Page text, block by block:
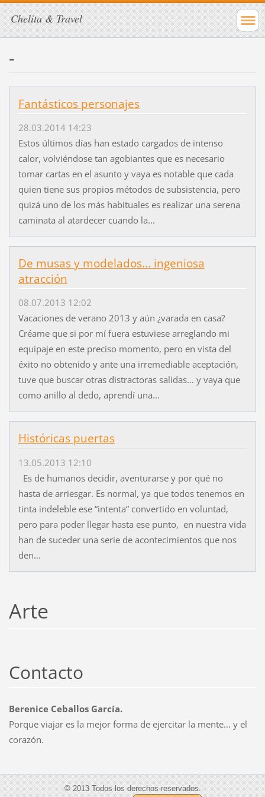
Chelita & Travel
-
Fantásticos personajes
28.03.2014 14:23
Estos últimos días han estado cargados de intenso
calor, volviéndose tan agobiantes que es necesario
tomar cartas en el asunto y vaya es notable que cada
quien tiene sus propios métodos de subsistencia, pero
quizá uno de los más habituales es realizar una serena
caminata al atardecer cuando la...
De musas y modelados... ingeniosa
atracción
08.07.2013 12:02
Vacaciones de verano 2013 y aún ¿varada en casa?
Créame que si por mí fuera estuviese arreglando mi
equipaje en este preciso momento, pero en vista del
éxito no obtenido y ante una irremediable aceptación,
tuve que buscar otras distractoras salidas… y vaya que
como anillo al dedo, aprendí una...
Históricas puertas
13.05.2013 12:10
Es de humanos decidir, aventurarse y por qué no
hasta de arriesgar. Es normal, ya que todos tenemos en
tinta indeleble ese “intenta” convertido en voluntad,
pero para poder llegar hasta ese punto, en nuestra vida
han de suceder una serie de acontecimientos que nos
den...
Arte
Contacto
Berenice Ceballos García.
Porque viajar es la mejor forma de ejercitar la mente... y el
corazón.
© 2013 Todos los derechos reservados.